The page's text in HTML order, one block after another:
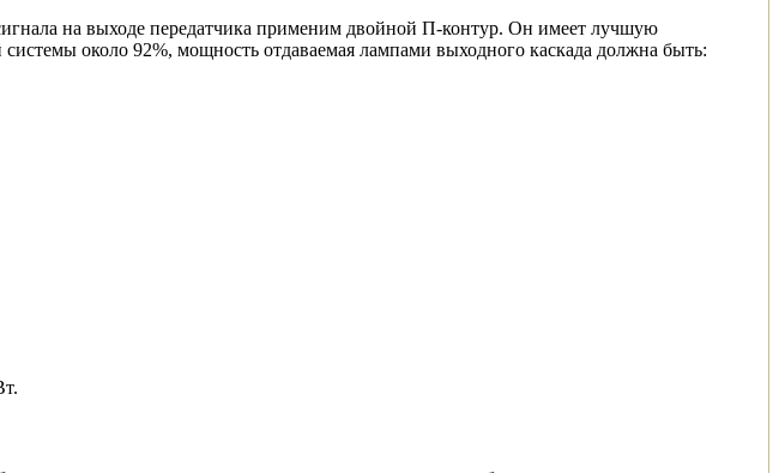
на выходе передатчика применим двойной П-контур. Он имеет лучшую
около 92%, мощность отдаваемая лампами выходного каскада должна быть: